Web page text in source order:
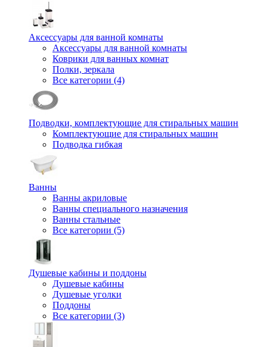
Аксессуары для ванной комнаты
Аксессуары для ванной комнаты
Коврики для ванных комнат
Полки, зеркала
Все категории (4)
Подводки, комплектующие для стиральных машин
Комплектующие для стиральных машин
Подводка гибкая
Ванны
Ванны акриловые
Ванны специального назначения
Ванны стальные
Все категории (5)
Душевые кабины и поддоны
Душевые кабины
Душевые уголки
Поддоны
Все категории (3)